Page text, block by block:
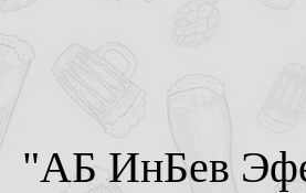
"АБ ИнБев